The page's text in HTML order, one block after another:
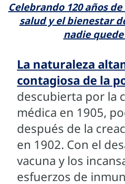
Celebrando 120 años
salud y el bienestar
nadie
La naturaleza
contagiosa de la
descubierta por la
médica en 1905,
después de la
en 1902. Con el
vacuna y los
esfuerzos de